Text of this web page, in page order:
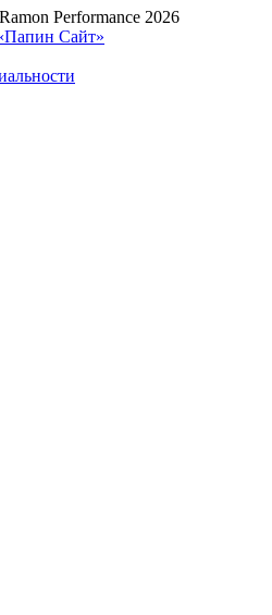
Performance 2026
Сайт»